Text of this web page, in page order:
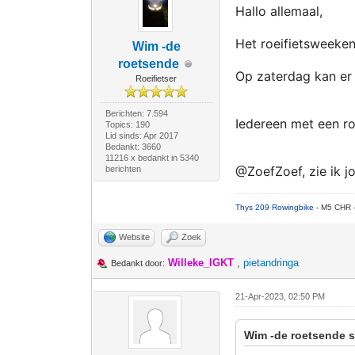
Wim -de
roetsende
Roeifietser
Berichten: 7.594
Topics: 190
Lid sinds: Apr 2017
Bedankt: 3660
11216 x bedankt in 5340
berichten
Hallo allemaal,
Het
Op zaterdag kan
Iedereen met een
@ZoefZoef, zie ik
Thys 209 Rowingbike- M5 CHR
Website Zoek
Bedankt door: Willeke_IGKT ,pietandringa
21-Apr-2023, 02:50 PM
Wim -de roetsende